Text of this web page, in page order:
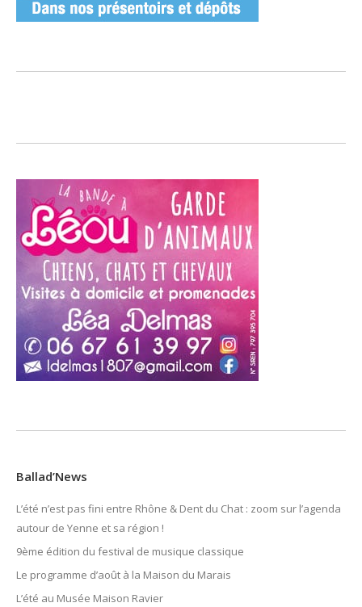
Ballad’News
L’été n’est pas fini entre Rhône & Dent du Chat : zoom sur l’agenda
autour de Yenne et sa région !
9ème édition du festival de musique classique
Le programme d’août à la Maison du Marais
L’été au Musée Maison Ravier